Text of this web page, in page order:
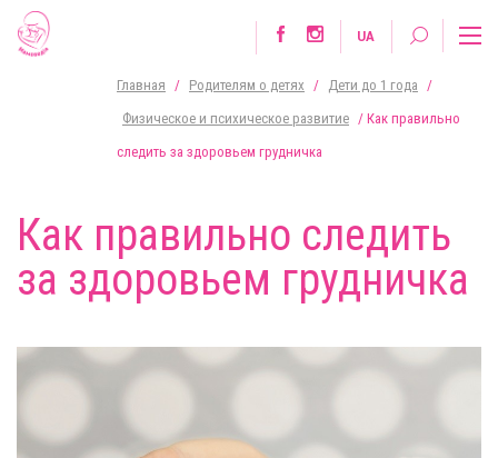
UA
Главная / Родителям о детях / Дети до 1 года
/
Физическое и психическое развитие / Как правильно
следить за здоровьем грудничка
Как правильно следить
за здоровьем грудничка